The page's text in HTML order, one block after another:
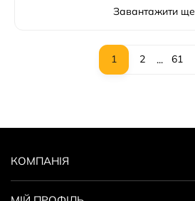
Завантажити ще
1 2 ... 61
КОМПАНІЯ